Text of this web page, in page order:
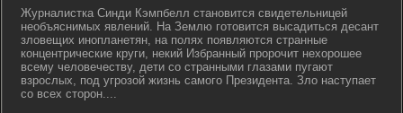
Журналистка Синди Кэмпбелл становится свидетельницей
необъяснимых явлений. На Землю готовится высадиться десант
зловещих инопланетян, на полях появляются странные
концентрические круги, некий Избранный пророчит нехорошее
всему человечеству, дети со странными глазами пугают
взрослых, под угрозой жизнь самого Президента. Зло наступает
со всех сторон....